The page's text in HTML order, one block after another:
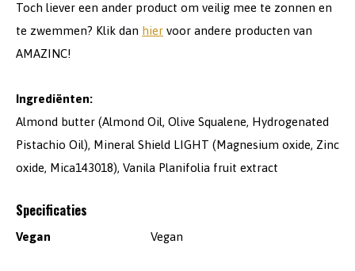
Toch liever een ander product om veilig mee te zonnen en
te zwemmen? Klik dan hier voor andere producten van
AMAZINC!
Ingrediënten:
Almond butter (Almond Oil, Olive Squalene, Hydrogenated
Pistachio Oil), Mineral Shield LIGHT (Magnesium oxide, Zinc
oxide, Mica143018), Vanila Planifolia fruit extract
Specificaties
Vegan Vegan